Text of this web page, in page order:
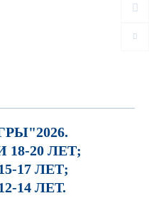
20 ЛЕТ;
17 ЛЕТ;
14 ЛЕТ.